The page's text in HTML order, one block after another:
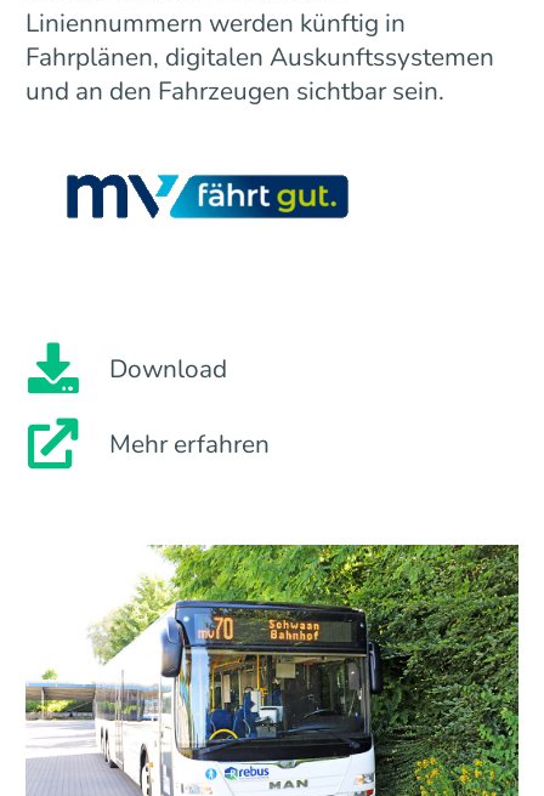
Liniennummern werden künftig in
Fahrplänen, digitalen Auskunftssystemen
und an den Fahrzeugen sichtbar sein.
Download
Mehr erfahren